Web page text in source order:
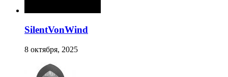
SilentVonWind
8 октября, 2025